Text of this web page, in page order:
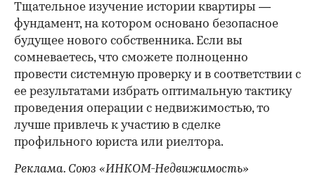
Тщательное изучение истории квартиры —
фундамент, на котором основано безопасное
будущее нового собственника. Если вы
сомневаетесь, что сможете полноценно
провести системную проверку и в соответствии с
ее результатами избрать оптимальную тактику
проведения операции с недвижимостью, то
лучше привлечь к участию в сделке
профильного юриста или риелтора.
Реклама. Союз «ИНКОМ-Недвижимость»